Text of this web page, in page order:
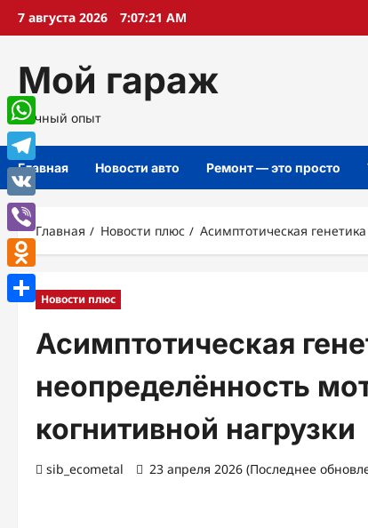
Перейти
7 августа 2026 7:07:22 AM
Мой гараж
Личный опыт
Главная Новости авто Ремонт — это просто
Главная Новости плюс Асимптотическая
Новости плюс
Асимптотическая
неопределённость
когнитивной нагрузки
sib_ecometal 23 апреля 2026 (Последнее
WhatsApp
Telegram
VK
Viber
Odnoklassniki